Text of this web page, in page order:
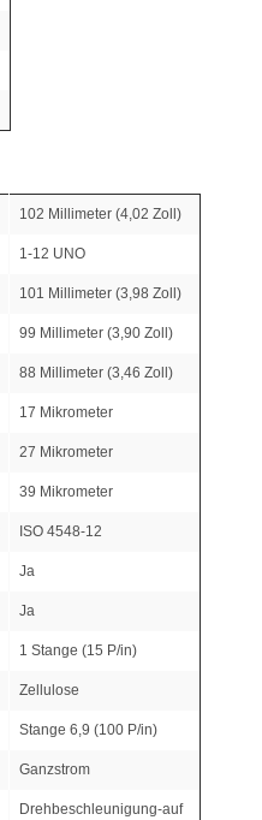
102 Millimeter (4,02 Zoll)
1-12 UNO
101 Millimeter (3,98 Zoll)
99 Millimeter (3,90 Zoll)
88 Millimeter (3,46 Zoll)
17 Mikrometer
27 Mikrometer
39 Mikrometer
ISO 4548-12
Ja
Ja
1 Stange (15 P/in)
Zellulose
Stange 6,9 (100 P/in)
Ganzstrom
Drehbeschleunigung-auf